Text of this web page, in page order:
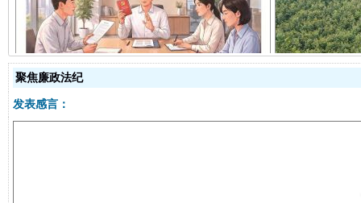
揭开“小金库”的免责幌子
聚焦廉政法纪
发表感言：